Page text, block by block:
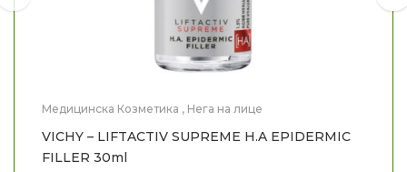
Медицинска Козметика , Нега на лице
VICHY – LIFTACTIV SUPREME H.A EPIDERMIC
FILLER 30ml